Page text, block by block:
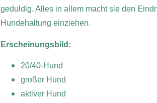
geduldig. Alles in allem macht sie den
Hundehaltung einziehen.
Erscheinungsbild:
20/40-Hund
großer Hund
aktiver Hund